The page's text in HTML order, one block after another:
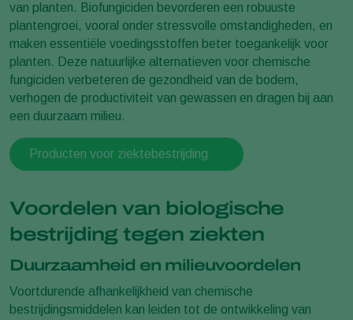
van planten. Biofungiciden bevorderen een robuuste
plantengroei, vooral onder stressvolle omstandigheden, en
maken essentiële voedingsstoffen beter toegankelijk voor
planten. Deze natuurlijke alternatieven voor chemische
fungiciden verbeteren de gezondheid van de bodem,
verhogen de productiviteit van gewassen en dragen bij aan
een duurzaam milieu.
Producten voor ziektebestrijding
Voordelen van biologische
bestrijding tegen ziekten
Duurzaamheid en milieuvoordelen
Voortdurende afhankelijkheid van chemische
bestrijdingsmiddelen kan leiden tot de ontwikkeling van